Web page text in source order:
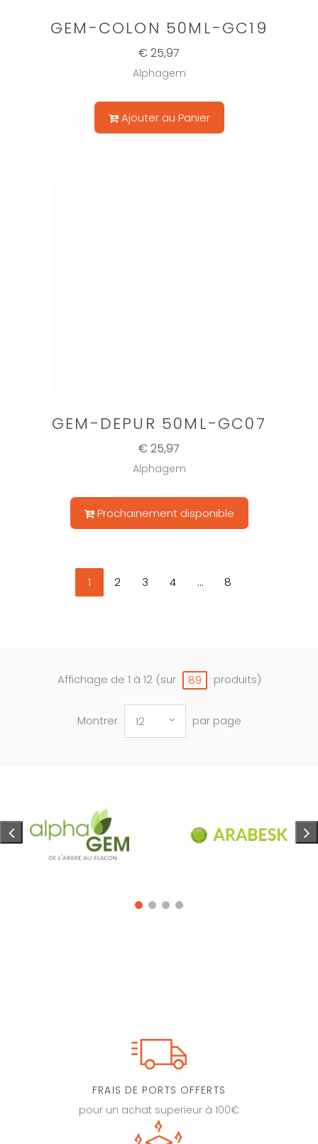
GEM-COLON 50ML-GC19
€ 25,97
Alphagem
Ajouter au Panier
GEM-DEPUR 50ML-GC07
€ 25,97
Alphagem
Prochainement disponible
1 2 3 4 ... 8
Affichage de 1 à 12 (sur 89 produits)
Montrer 12 par page
FRAIS DE PORTS OFFERTS
pour un achat superieur à 100€